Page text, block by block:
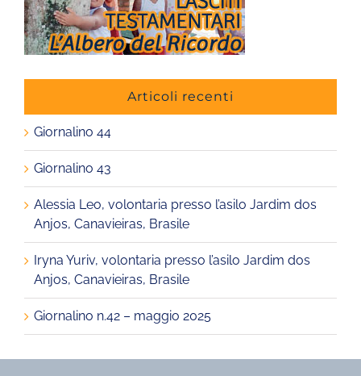
Articoli recenti
Giornalino 44
Giornalino 43
Alessia Leo, volontaria presso l’asilo Jardim dos
Anjos, Canavieiras, Brasile
Iryna Yuriv, volontaria presso l’asilo Jardim dos
Anjos, Canavieiras, Brasile
Giornalino n.42 – maggio 2025